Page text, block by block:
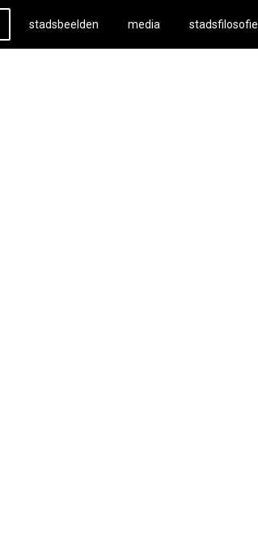
stadsbeelden media stadsfilosofie